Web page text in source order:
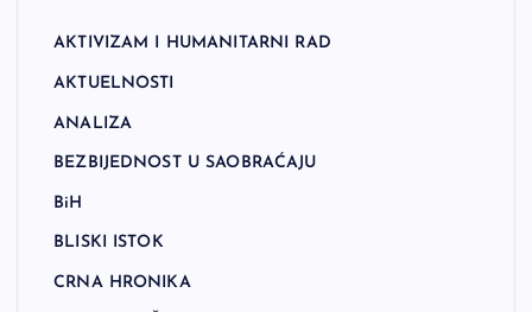
AKTIVIZAM I HUMANITARNI RAD
AKTUELNOSTI
ANALIZA
BEZBIJEDNOST U SAOBRAĆAJU
BiH
BLISKI ISTOK
CRNA HRONIKA